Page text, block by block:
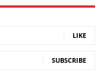
LIKE
SUBSCRIBE